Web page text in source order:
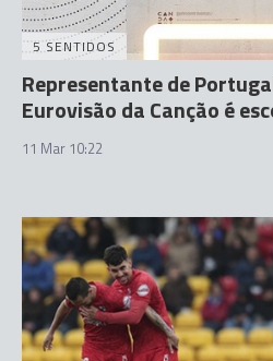
5 SENTIDOS
Representante de
Eurovisão da Canção é
11 Mar 10:22